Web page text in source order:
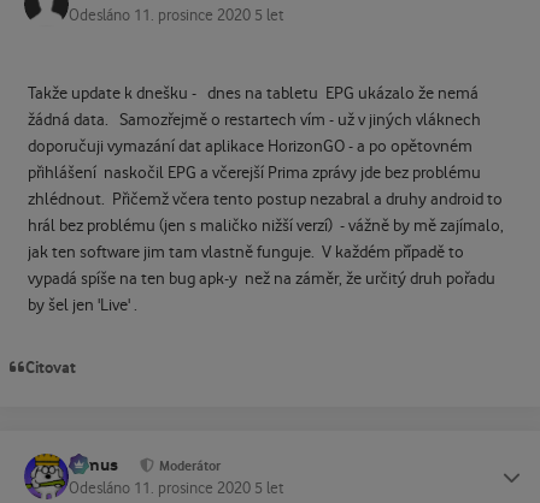
Odesláno 11. prosince 2020 5 let
Takže update k dnešku - dnes na tabletu EPG ukázalo že nemá
žádná data. Samozřejmě o restartech vím - už v jiných vláknech
doporučuji vymazání dat aplikace HorizonGO - a po opětovném
přihlášení naskočil EPG a včerejší Prima zprávy jde bez problému
zhlédnout. Přičemž včera tento postup nezabral a druhy android to
hrál bez problému (jen s maličko nižší verzí) - vážně by mě zajímalo,
jak ten software jim tam vlastně funguje. V každém případě to
vypadá spíše na ten bug apk-y než na záměr, že určitý druh pořadu
by šel jen 'Live' .
Citovat
tomus Moderátor
Odesláno 11. prosince 2020 5 let